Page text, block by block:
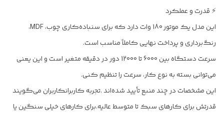
⚡ قدرت و عملکرد
این مدل یک موتور 180 وات دارد که برای سنباده‌کاری چوب، MDF،
رنگ‌برداری و پرداخت نهایی کاملاً مناسب است.
سرعت دستگاه بین 6000 تا 12000 دور در دقیقه متغیر است و این یعنی
می‌توانی بسته به نوع کار، سرعت را تنظیم کنی.
این مشخصات در چند منبع تأیید شده‌اند .تجربه کاربرانکاربران می‌گویند
قدرتش برای کارهای سبک تا متوسط عالیه.برای کارهای خیلی سنگین یا